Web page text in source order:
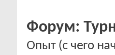
Форум:
Опыт (с чего